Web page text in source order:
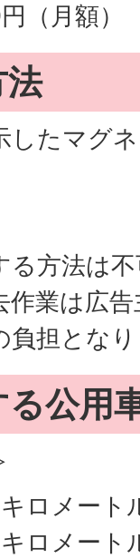
（月額）
したマグ
る方法は
作業は広
負担とな
公用
ロメート
ロメート